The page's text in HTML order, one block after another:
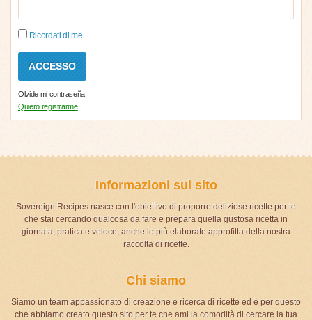
Ricordati di me
Olvide mi contraseña
Quiero registrarme
Informazioni sul sito
Sovereign Recipes nasce con l'obiettivo di proporre deliziose ricette per te
che stai cercando qualcosa da fare e prepara quella gustosa ricetta in
giornata, pratica e veloce, anche le più elaborate approfitta della nostra
raccolta di ricette.
Chi siamo
Siamo un team appassionato di creazione e ricerca di ricette ed è per questo
che abbiamo creato questo sito per te che ami la comodità di cercare la tua